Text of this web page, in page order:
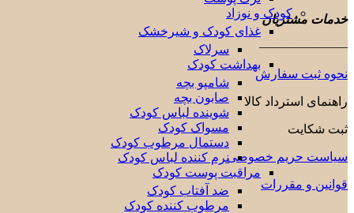
کودک و نوزاد
غذای کودک و شیرخشک
سرلاک
بهداشت کودک
شامپو بچه
صابون بچه
شوینده لباس کودک
مسواک کودک
دستمال مرطوب کودک
نرم کننده لباس کودک
مراقبت پوست کودک
ضد آفتاب کودک
مرطوب کننده کودک
خدمات مشتریان
———————
نحوه ثبت سفارش
راهنمای استرداد کالا
ثبت شکایت
سیاست حریم خصوصی
قوانین و مقررات